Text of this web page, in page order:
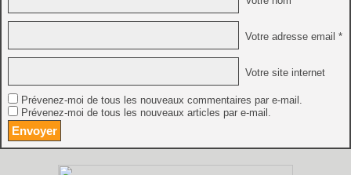
Votre adresse email *
Votre site internet
Prévenez-moi de tous les nouveaux commentaires par e-mail.
Prévenez-moi de tous les nouveaux articles par e-mail.